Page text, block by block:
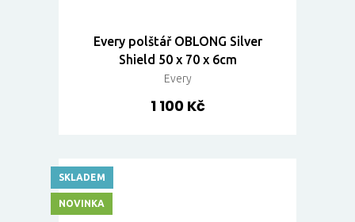
Every polštář OBLONG Silver
Shield 50 x 70 x 6cm
Every
1 100 Kč
SKLADEM
NOVINKA